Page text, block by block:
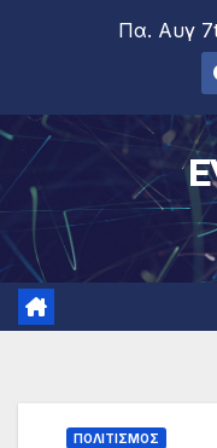
Πα. Αυγ
ΠΟΛΙΤΙΣΜΟΣ